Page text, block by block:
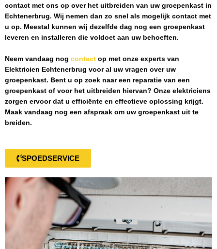
contact met ons op over het uitbreiden van uw groepenkast in
Echtenerbrug. Wij nemen dan zo snel als mogelijk contact met
u op. Meestal kunnen wij dezelfde dag nog een groepenkast
leveren en installeren die voldoet aan uw behoeften.
Neem vandaag nog contact op met onze experts van
Elektricien Echtenerbrug voor al uw vragen over uw
groepenkast. Bent u op zoek naar een reparatie van een
groepenkast of voor het uitbreiden hiervan? Onze elektriciens
zorgen ervoor dat u efficiënte en effectieve oplossing krijgt.
Maak vandaag nog een afspraak om uw groepenkast uit te
breiden.
SPOEDSERVICE